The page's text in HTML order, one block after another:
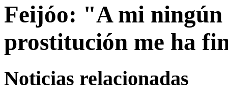
Feijóo: "A mi ningún
prostitución me ha
Noticias relacionadas